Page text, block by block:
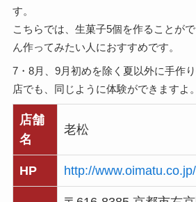
す。
こちらでは、生菓子5個を作ることが
ん作ってみたい人におすすめです。
7・8月、9月初めを除く夏以外に手作
店でも、同じように体験ができますよ 。
店舗
名
老松
HP http://